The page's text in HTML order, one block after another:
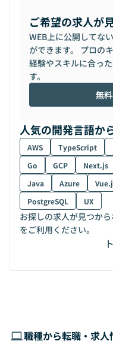
ご希望の求人が
WEB上に公開してな
ができます。 プロの
経験やスキルに合っ
す。
無
人気の開発言語か
AWS TypeScript
Go
GCP Next.js
Java
Azure
PostgreSQL
UX
お探しの求人が見つか
をご利用ください。
職種から転職・求人